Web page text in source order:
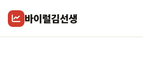
바이럴김선생